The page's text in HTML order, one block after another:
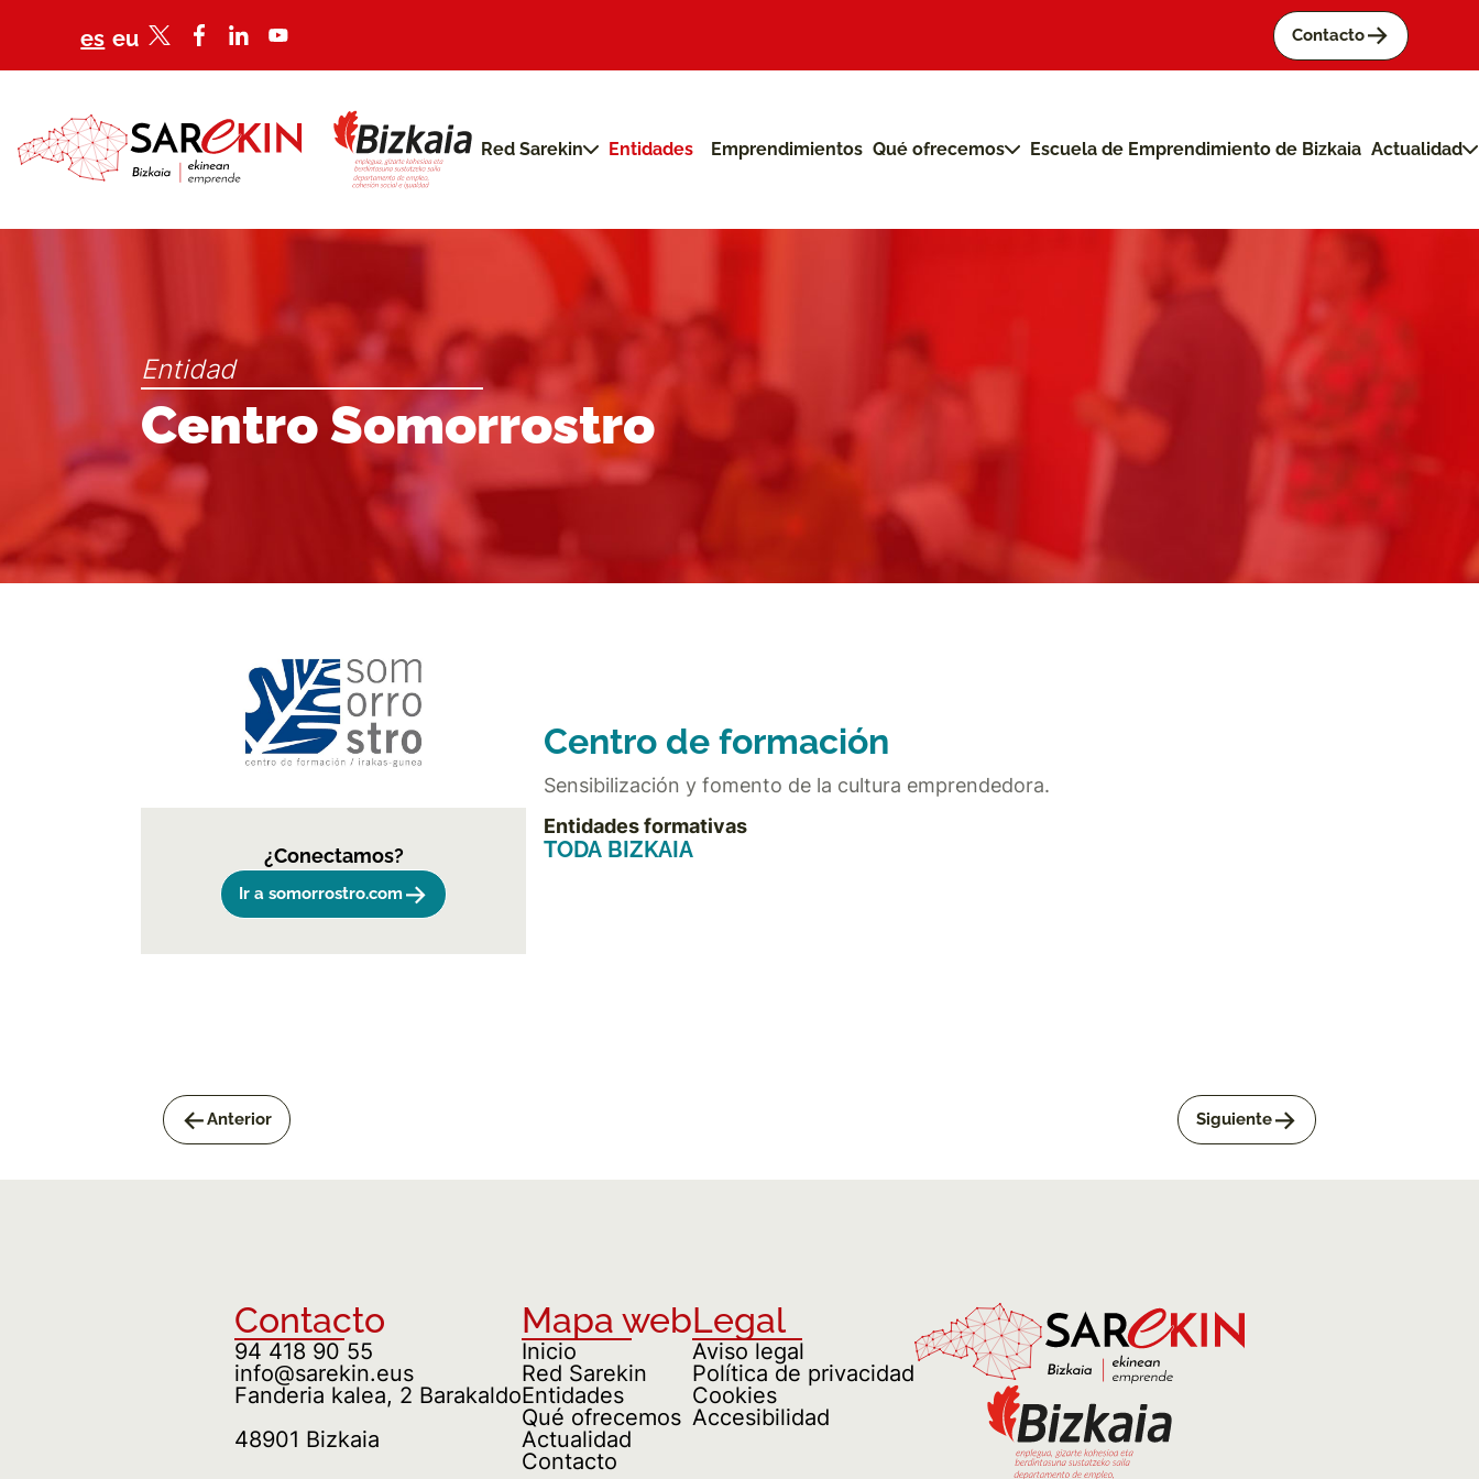
es eu Contacto->
Red Sarekin Entidades Emprendimientos Qué ofrecemos Escuela de Emprendimiento de Bizkaia Actualidad
Entidad
Centro Somorrostro
¿Conectamos?
Ir a somorrostro.com->
Centro de formación
Sensibilización y fomento de la cultura emprendedora.
Entidades formativas
TODA BIZKAIA
<-Anterior Siguiente->
Contacto
94 418 90 55
info@sarekin.eus
Fanderia kalea, 2 Barakaldo
48901 Bizkaia
Mapa web
Inicio
Red Sarekin
Entidades
Qué ofrecemos
Actualidad
Contacto
Legal
Aviso legal
Política de privacidad
Cookies
Accesibilidad